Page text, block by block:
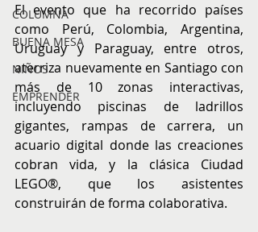
COLUMNA
BUENA MESA
NIÑOS
EMPRENDER
El evento que ha recorrido países
como Perú, Colombia, Argentina,
Uruguay y Paraguay, entre otros,
aterriza nuevamente en Santiago con
más de 10 zonas interactivas,
incluyendo piscinas de ladrillos
gigantes, rampas de carrera, un
acuario digital donde las creaciones
cobran vida, y la clásica Ciudad
LEGO®, que los asistentes
construirán de forma colaborativa.